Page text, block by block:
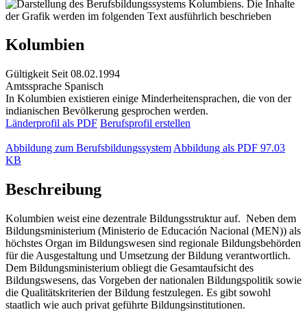
Kolumbien
Gültigkeit Seit 08.02.1994
Amtssprache Spanisch
In Kolumbien existieren einige Minderheitensprachen, die von der
indianischen Bevölkerung gesprochen werden.
Länderprofil als PDF Berufsprofil erstellen
Abbildung zum Berufsbildungssystem Abbildung als PDF 97.03
KB
Beschreibung
Kolumbien weist eine dezentrale Bildungsstruktur auf. Neben dem
Bildungsministerium (Ministerio de Educación Nacional (MEN)) als
höchstes Organ im Bildungswesen sind regionale Bildungsbehörden
für die Ausgestaltung und Umsetzung der Bildung verantwortlich.
Dem Bildungsministerium obliegt die Gesamtaufsicht des
Bildungswesens, das Vorgeben der nationalen Bildungspolitik sowie
die Qualitätskriterien der Bildung festzulegen. Es gibt sowohl
staatlich wie auch privat geführte Bildungsinstitutionen.